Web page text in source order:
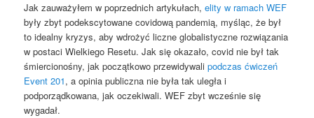
Jak zauważyłem w poprzednich artykułach,elity w ramach WEF
były zbyt podekscytowane covidową pandemią, myśląc, że był
to idealny kryzys, aby wdrożyć liczne globalistyczne rozwiązania
w postaci Wielkiego Resetu. Jak się okazało, covid nie był tak
śmiercionośny, jak początkowo przewidywalipodczas ćwiczeń
Event 201, a opinia publiczna nie była tak uległa i
podporządkowana, jak oczekiwali. WEF zbyt wcześnie się
wygadał.